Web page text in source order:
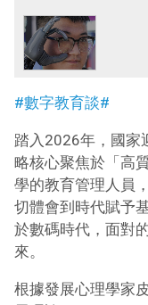
#數字教育談#
踏入2026年，國家
略核心聚焦於「高
學的教育管理人員
切體會到時代賦予
於數碼時代，面對
來。
根據發展心理學家